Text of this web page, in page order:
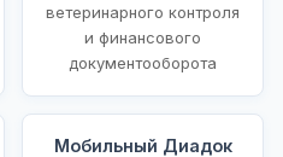
ветеринарного контроля
и финансового
документооборота
Мобильный Диадок